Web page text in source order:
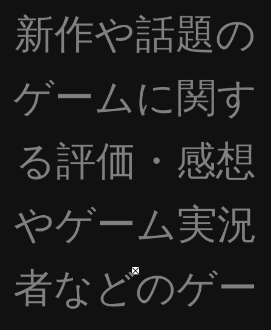
新作や話題の
ゲームに関す
る評価・感想
やゲーム実況
者などのゲー